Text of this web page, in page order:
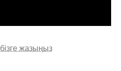
бізге жазыңыз